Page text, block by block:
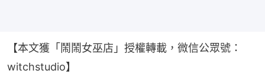
【本文獲「鬧鬧女巫店」授權轉載，微信公眾號：
witchstudio】